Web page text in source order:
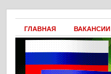
ГЛАВНАЯ ВАКАНСИИ